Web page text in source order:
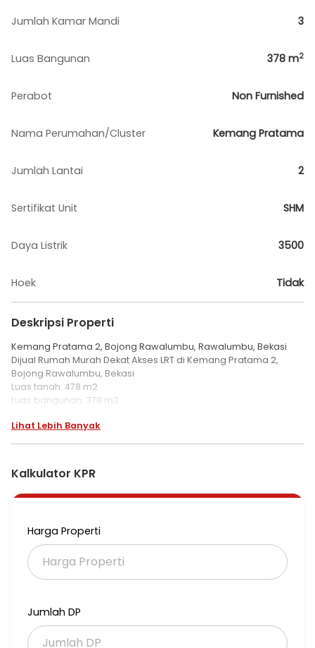
Jumlah Kamar Mandi 3
Luas Bangunan 378 m2
Perabot Non Furnished
Nama Perumahan/Cluster Kemang Pratama
Jumlah Lantai 2
Sertifikat Unit SHM
Daya Listrik 3500
Hoek Tidak
Deskripsi Properti
Kemang Pratama 2, Bojong Rawalumbu, Rawalumbu, Bekasi
Dijual Rumah Murah Dekat Akses LRT di Kemang Pratama 2,
Bojong Rawalumbu, Bekasi
Luas tanah: 478 m2
Luas bangunan: 378 m2
Kamar tidur: 3+1
Kamar tidur: 3
Kamar mandi: 2
Listrik: 3.500 watt
Hadap: Timur
Bangunan tahun: 2006
SHM & IMB
Dekat Toll Becakayu
Dekat Toll Bekasi Barat
Dekat Sekolah Marsudirini Kemang Pratama
Lihat Lebih Banyak
Kalkulator KPR
Harga Properti
Jumlah DP